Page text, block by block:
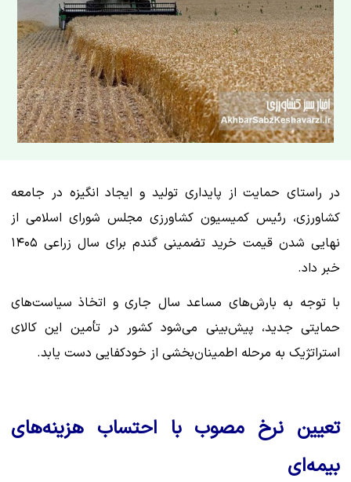
در راستای حمایت از پایداری تولید و ایجاد انگیزه در جامعه
کشاورزی، رئیس کمیسیون کشاورزی مجلس شورای اسلامی از
نهایی شدن قیمت خرید تضمینی گندم برای سال زراعی ۱۴۰۵
خبر داد.
با توجه به بارش‌های مساعد سال جاری و اتخاذ سیاست‌های
حمایتی جدید، پیش‌بینی می‌شود کشور در تأمین این کالای
استراتژیک به مرحله اطمینان‌بخشی از خودکفایی دست یابد.
تعیین نرخ مصوب با احتساب هزینه‌های
بیمه‌ای